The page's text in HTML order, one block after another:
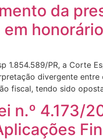
da
1.854.589/PR, a Corte
divergente
fiscal, tendo sido
n.º 4.173/